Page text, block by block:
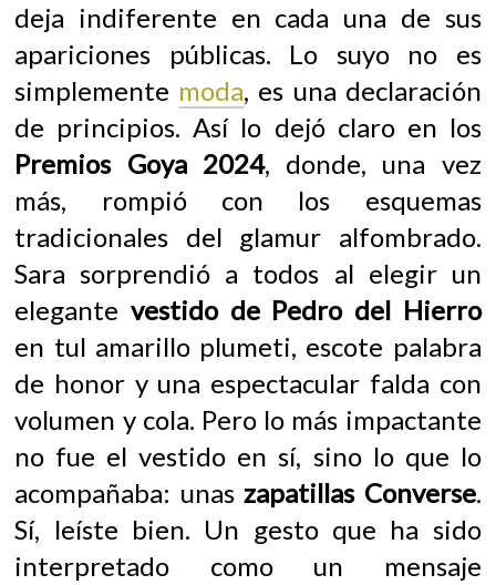
deja indiferente en cada una de sus
apariciones públicas. Lo suyo no es
simplemente moda, es una declaración
de principios. Así lo dejó claro en los
Premios Goya 2024, donde, una vez
más, rompió con los esquemas
tradicionales del glamur alfombrado.
Sara sorprendió a todos al elegir un
elegantevestido de Pedro del Hierro
en tul amarillo plumeti, escote palabra
de honor y una espectacular falda con
volumen y cola. Pero lo más impactante
no fue el vestido en sí, sino lo que lo
acompañaba: unaszapatillas Converse.
Sí, leíste bien. Un gesto que ha sido
interpretado como un mensaje